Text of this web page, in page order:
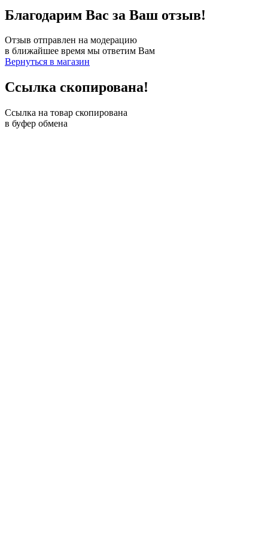
Благодарим Вас за Ваш отзыв!
Отзыв отправлен на модерацию
в ближайшее время мы ответим Вам
Вернуться в магазин
Ссылка скопирована!
Ссылка на товар скопирована
в буфер обмена